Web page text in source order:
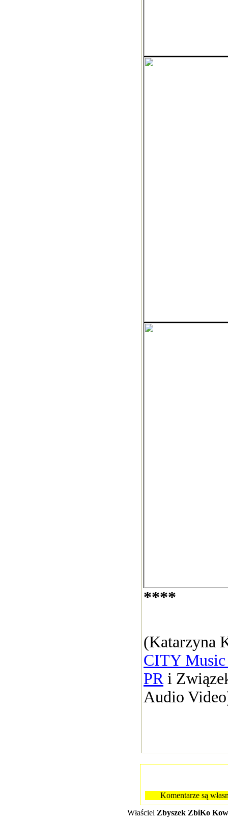
****
(Katarzyna
CITY
PRi
Audio
Komentarze są
Właściel Zbyszek ZbiKo